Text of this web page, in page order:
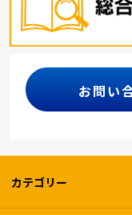
お問い
カテゴリー